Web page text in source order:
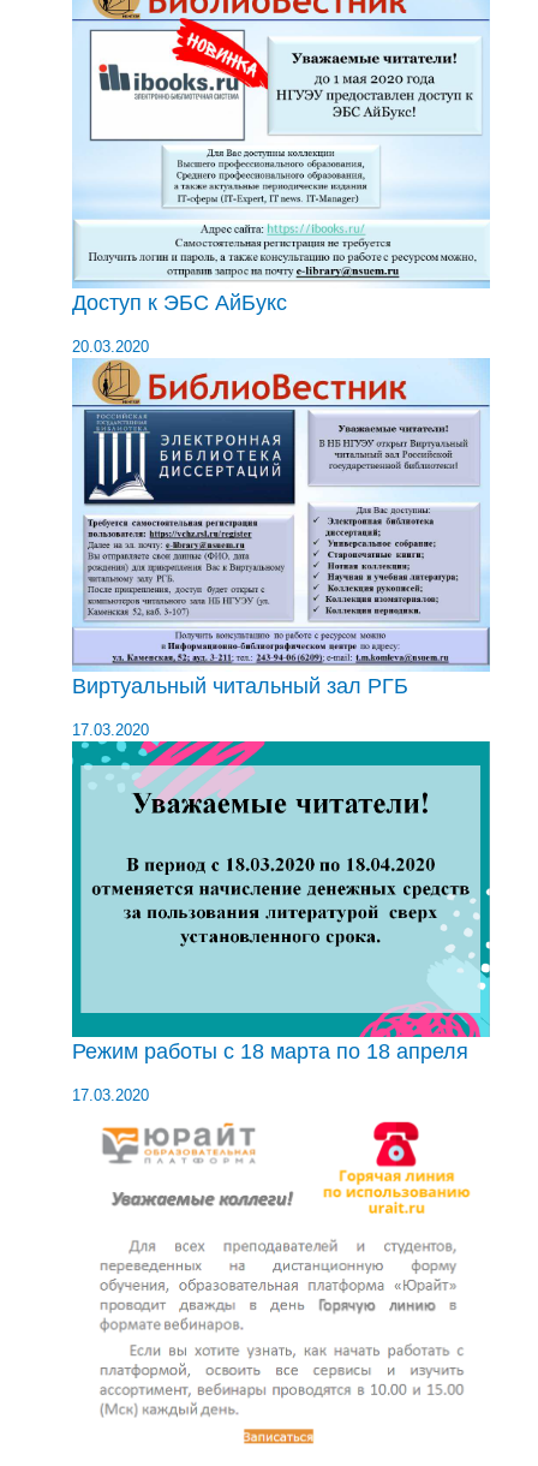
Доступ к ЭБС АйБукс
20.03.2020
Виртуальный читальный зал РГБ
17.03.2020
Режим работы с 18 марта по 18 апреля
17.03.2020